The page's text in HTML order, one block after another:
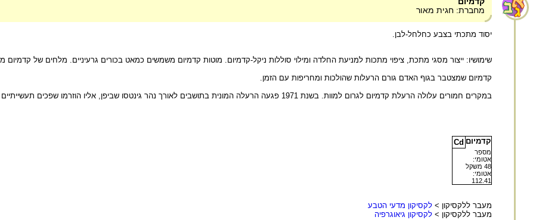
מחברת: חגית מאור
יסוד מתכתי בצבע כחלחל-לבן.
שימושיו: ייצור מסגי מתכת, ציפוי מתכות למניעת החלדה ומילוי סוללות ניקל-קדמיום. מוטות קדמיום משמשים כמאט בכורים גרעיניים. מלחים של
קדמיום שמצטבר בגוף האדם גורם הרעלות שהולכות ומחריפות עם הזמן.
במקרים חמורים עלולה הרעלת קדמיום לגרום למוות. בשנת 1971 פגעה הרעלה המונית בתושבים לאורך נהר גינטסו שביפן, אליו הוזרמו שפכים תעשייתיים שהכילו קדמיום.
קדמיום Cd
מספר
אטומי:
48 משקל
אטומי:
112.41
מעבר ללקסיקון > לקסיקון מדעי הטבע
מעבר ללקסיקון > לקסיקון גיאוגרפיה